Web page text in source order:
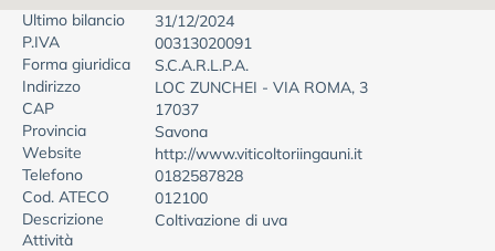
Ultimo bilancio
31/12/2024
P.IVA
00313020091
Forma giuridica
S.C.A.R.L.P.A.
Indirizzo
LOC ZUNCHEI - VIA ROMA, 3
CAP
17037
Provincia
Savona
Website
http://www.viticoltoriingauni.it
Telefono
0182587828
Cod. ATECO
012100
Descrizione
Attività
Coltivazione di uva